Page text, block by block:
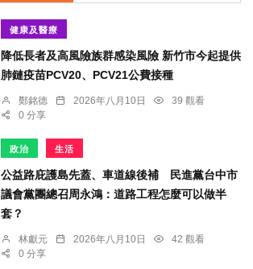
健康及醫療
降低長者及高風險族群感染風險 新竹市今起提供
肺鏈疫苗PCV20、PCV21公費接種
鄭銘德 2026年八月10日
39 觀看
0 分享
政治 生活
公益路庇護島先蓋、車道線後補 民進黨台中市
議會黨團總召周永鴻：道路工程怎麼可以做半
套？
林獻元 2026年八月10日
42 觀看
0 分享